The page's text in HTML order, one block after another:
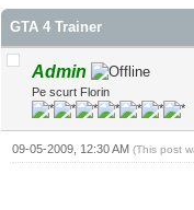
GTA 4 Trainer
Admin
Pe scurt Florin
09-05-2009, 12:30 AM (This post